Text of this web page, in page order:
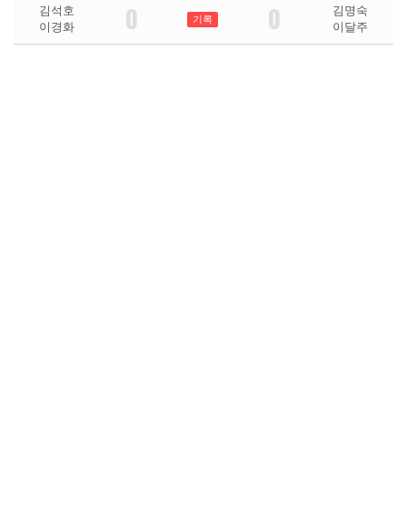
김석호
이경화
0 기록 0
김명숙
이달주